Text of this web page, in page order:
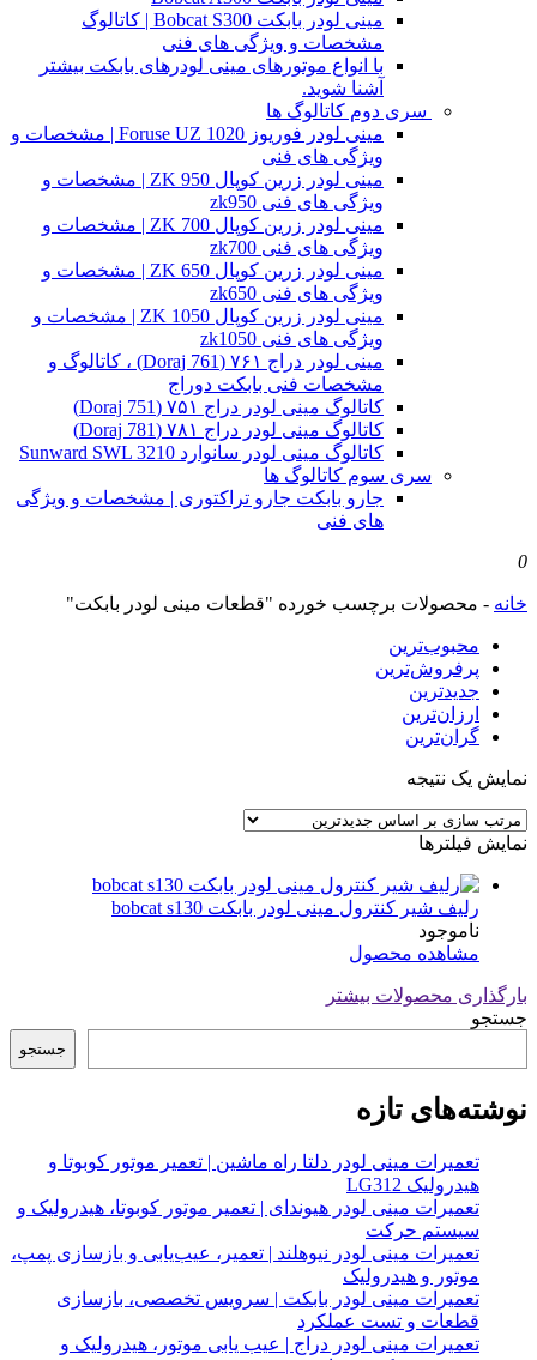
مینی لودر بابکت Bobcat S300 | کاتالوگ
مشخصات و ویژگی های فنی
با انواع موتورهای مینی لودرهای بابکت بیشتر
آشنا شوید.
سری دوم کاتالوگ ها
مینی لودر فوریوز Foruse UZ 1020 | مشخصات و
ویژگی های فنی
مینی لودر زرین کوپال ZK 950 | مشخصات و
ویژگی های فنی zk950
مینی لودر زرین کوپال ZK 700 | مشخصات و
ویژگی های فنی zk700
مینی لودر زرین کوپال ZK 650 | مشخصات و
ویژگی های فنی zk650
مینی لودر زرین کوپال ZK 1050 | مشخصات و
ویژگی های فنی zk1050
مینی لودر دراج ۷۶۱ (Doraj 761) ، کاتالوگ و
مشخصات فنی بابکت دوراج
کاتالوگ مینی لودر دراج ۷۵۱ (Doraj 751)
کاتالوگ مینی لودر دراج ۷۸۱ (Doraj 781)
کاتالوگ مینی لودر سانوارد Sunward SWL 3210
سری سوم کاتالوگ ها
جارو بابکت جارو تراکتوری | مشخصات و ویژگی
های فنی
0
خانه - محصولات برچسب خورده "قطعات مینی لودر بابکت"
محبوب‌ترین
پرفروش‌ترین
جدیدترین
ارزان‌ترین
گران‌ترین
نمایش یک نتیجه
نمایش فیلترها
رلیف شیر کنترول مینی لودر بابکت bobcat s130
ناموجود
مشاهده محصول
بارگذاری محصولات بیشتر
جستجو
جستجو
نوشته‌های تازه
تعمیرات مینی لودر دلتا راه ماشین | تعمیر موتور کوبوتا و
هیدرولیک LG312
تعمیرات مینی لودر هیوندای | تعمیر موتور کوبوتا، هیدرولیک و
سیستم حرکت
تعمیرات مینی لودر نیوهلند | تعمیر، عیب‌یابی و بازسازی پمپ،
موتور و هیدرولیک
تعمیرات مینی لودر بابکت | سرویس تخصصی، بازسازی
قطعات و تست عملکرد
تعمیرات مینی لودر دراج | عیب یابی موتور، هیدرولیک و